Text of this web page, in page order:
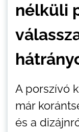
nélküli
A porszívó
már
és a